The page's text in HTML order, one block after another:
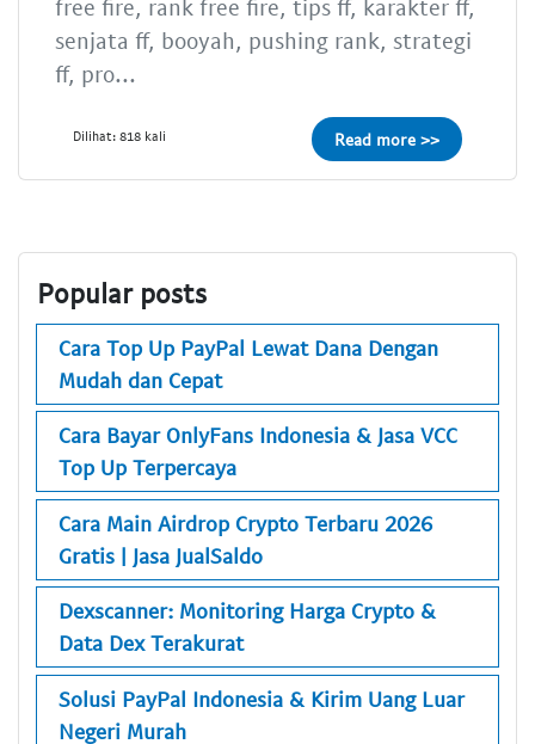
free fire, rank free fire, tips ff, karakter ff,
senjata ff, booyah, pushing rank, strategi
ff, pro...
Dilihat: 818 kali Read more >>
Popular posts
Cara Top Up PayPal Lewat Dana Dengan
Mudah dan Cepat
Cara Bayar OnlyFans Indonesia & Jasa VCC
Top Up Terpercaya
Cara Main Airdrop Crypto Terbaru 2026
Gratis | Jasa JualSaldo
Dexscanner: Monitoring Harga Crypto &
Data Dex Terakurat
Solusi PayPal Indonesia & Kirim Uang Luar
Negeri Murah